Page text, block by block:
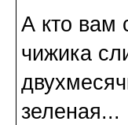
А кто вам
чижика
зеленая...